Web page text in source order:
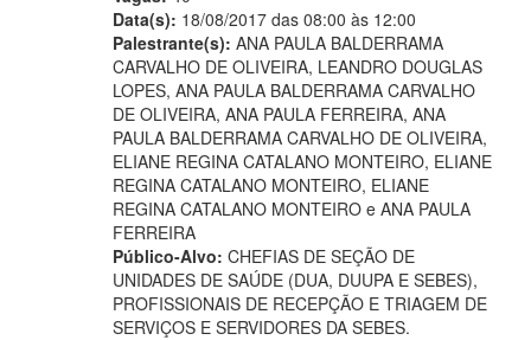
Data(s): 18/08/2017 das 08:00 às 12:00
Palestrante(s): ANA PAULA BALDERRAMA
CARVALHO DE OLIVEIRA, LEANDRO DOUGLAS
LOPES, ANA PAULA BALDERRAMA CARVALHO
DE OLIVEIRA, ANA PAULA FERREIRA, ANA
PAULA BALDERRAMA CARVALHO DE OLIVEIRA,
ELIANE REGINA CATALANO MONTEIRO, ELIANE
REGINA CATALANO MONTEIRO, ELIANE
REGINA CATALANO MONTEIRO e ANA PAULA
FERREIRA
Público-Alvo: CHEFIAS DE SEÇÃO DE
UNIDADES DE SAÚDE (DUA, DUUPA E SEBES),
PROFISSIONAIS DE RECEPÇÃO E TRIAGEM DE
SERVIÇOS E SERVIDORES DA SEBES.